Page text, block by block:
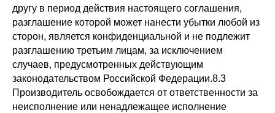
Все права защищены.